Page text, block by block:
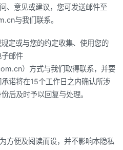
、意见或建议，您可发送邮件至
与我们联系。
定或与您的约定收集、使用您的
邮件
）方式与我们取得联系，并要
诺将在15个工作日之内确认所涉
后及时予以回复与处理。
方便及阅读而设，并不影响本隐私